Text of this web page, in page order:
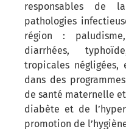
responsables de
pathologies
région :
diarrhées,
tropicales négligées,
dans des
de santé maternelle
diabète et de
promotion de